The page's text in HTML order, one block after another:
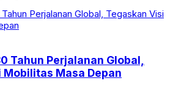
Tahun Perjalanan Global,
Masa Depan